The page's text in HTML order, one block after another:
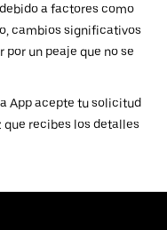
a factores como
cambios significativos
por un peaje que no se
App acepte tu solicitud
que recibes los detalles